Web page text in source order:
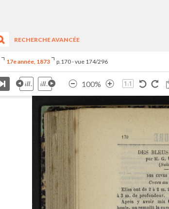
RECHERCHE AVANCÉE
17e année, 1873 p.170 - vue 174/296
100%